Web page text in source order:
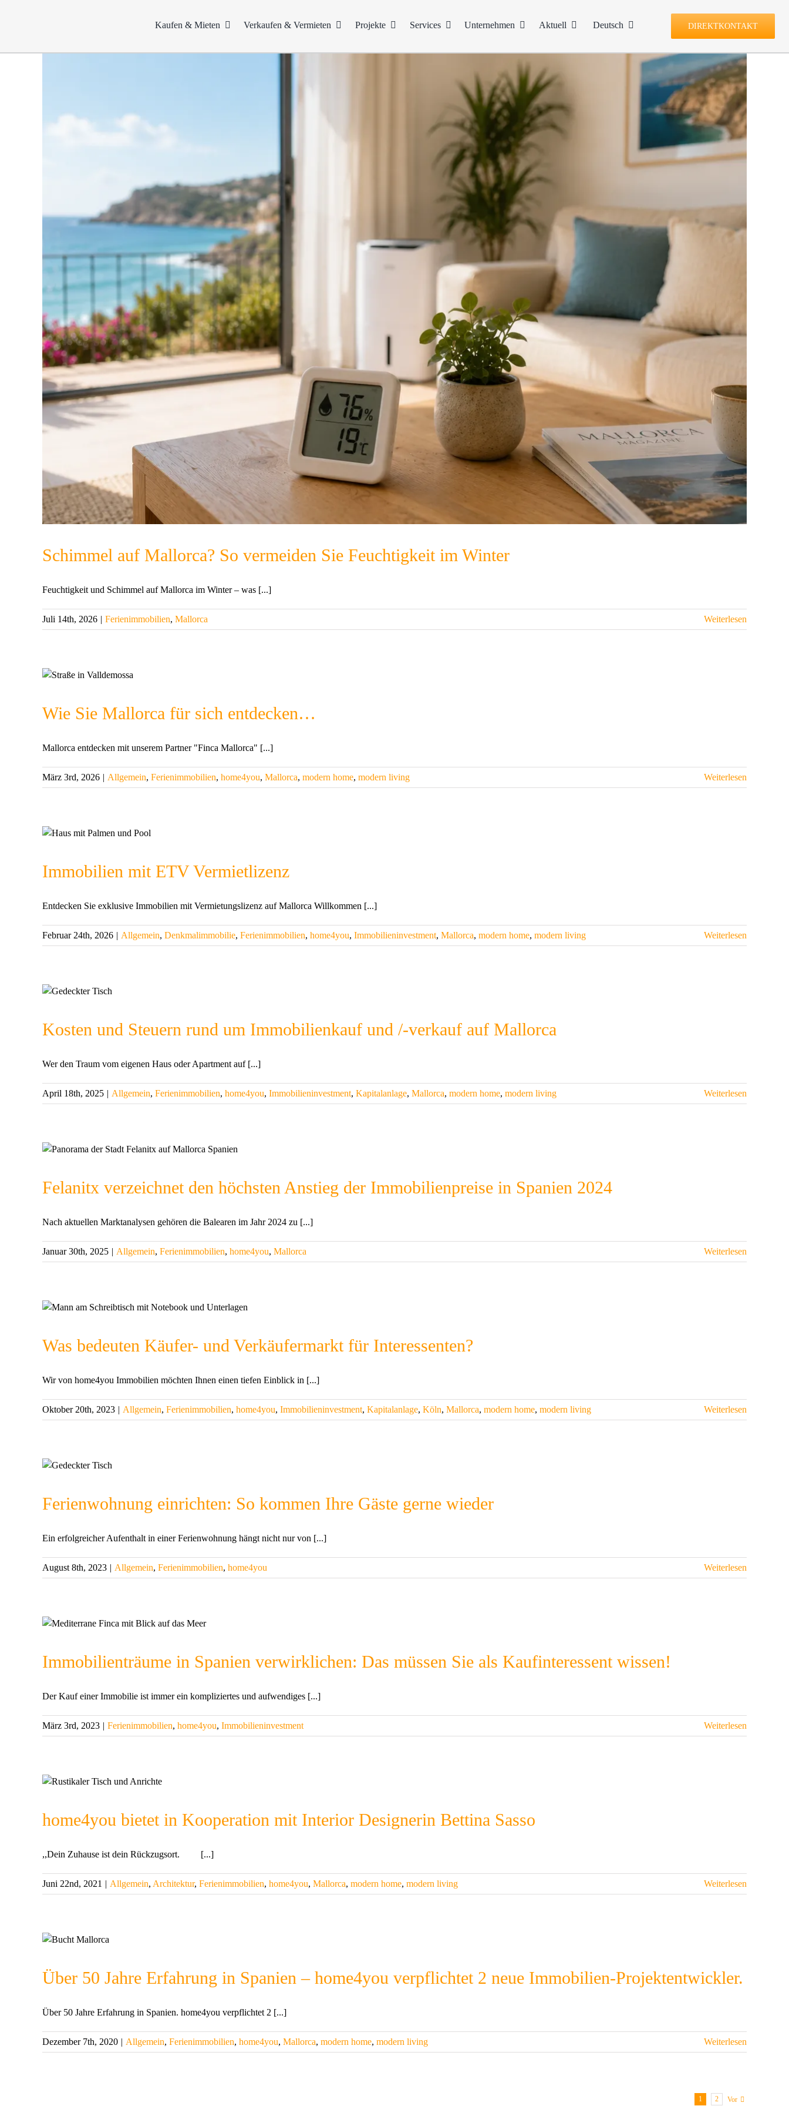
Kaufen & Mieten Verkaufen & Vermieten Projekte Services Unternehmen Aktuell Deutsch DIREKTKONTAKT
Schimmel auf Mallorca? So vermeiden Sie Feuchtigkeit im Winter
Feuchtigkeit und Schimmel auf Mallorca im Winter – was [...]
Juli 14th, 2026 | Ferienimmobilien, Mallorca Weiterlesen
Wie Sie Mallorca für sich entdecken…
Mallorca entdecken mit unserem Partner "Finca Mallorca" [...]
März 3rd, 2026 | Allgemein, Ferienimmobilien, home4you, Mallorca, modern home, modern living Weiterlesen
Immobilien mit ETV Vermietlizenz
Entdecken Sie exklusive Immobilien mit Vermietungslizenz auf Mallorca Willkommen [...]
Februar 24th, 2026 | Allgemein, Denkmalimmobilie, Ferienimmobilien, home4you, Immobilieninvestment, Mallorca, modern home, modern living Weiterlesen
Kosten und Steuern rund um Immobilienkauf und /-verkauf auf Mallorca
Wer den Traum vom eigenen Haus oder Apartment auf [...]
April 18th, 2025 | Allgemein, Ferienimmobilien, home4you, Immobilieninvestment, Kapitalanlage, Mallorca, modern home, modern living Weiterlesen
Felanitx verzeichnet den höchsten Anstieg der Immobilienpreise in Spanien 2024
Nach aktuellen Marktanalysen gehören die Balearen im Jahr 2024 zu [...]
Januar 30th, 2025 | Allgemein, Ferienimmobilien, home4you, Mallorca Weiterlesen
Was bedeuten Käufer- und Verkäufermarkt für Interessenten?
Wir von home4you Immobilien möchten Ihnen einen tiefen Einblick in [...]
Oktober 20th, 2023 | Allgemein, Ferienimmobilien, home4you, Immobilieninvestment, Kapitalanlage, Köln, Mallorca, modern home, modern living Weiterlesen
Ferienwohnung einrichten: So kommen Ihre Gäste gerne wieder
Ein erfolgreicher Aufenthalt in einer Ferienwohnung hängt nicht nur von [...]
August 8th, 2023 | Allgemein, Ferienimmobilien, home4you Weiterlesen
Immobilienträume in Spanien verwirklichen: Das müssen Sie als Kaufinteressent wissen!
Der Kauf einer Immobilie ist immer ein kompliziertes und aufwendiges [...]
März 3rd, 2023 | Ferienimmobilien, home4you, Immobilieninvestment Weiterlesen
home4you bietet in Kooperation mit Interior Designerin Bettina Sasso
,,Dein Zuhause ist dein Rückzugsort. [...]
Juni 22nd, 2021 | Allgemein, Architektur, Ferienimmobilien, home4you, Mallorca, modern home, modern living Weiterlesen
Über 50 Jahre Erfahrung in Spanien – home4you verpflichtet 2 neue Immobilien-Projektentwickler.
Über 50 Jahre Erfahrung in Spanien. home4you verpflichtet 2 [...]
Dezember 7th, 2020 | Allgemein, Ferienimmobilien, home4you, Mallorca, modern home, modern living Weiterlesen
1 2 Vor